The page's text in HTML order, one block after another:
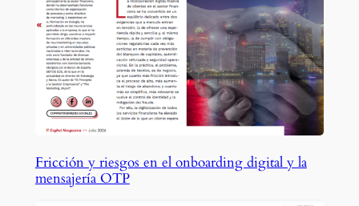
Fricción y riesgos en el onboarding digital y la
mensajería OTP